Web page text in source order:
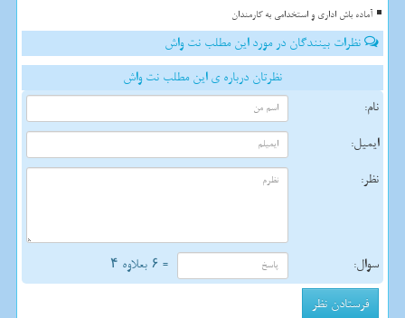
آماده باش اداری و استخدامی به کارمندان
نظرات بینندگان در مورد این مطلب نت واش
نظرتان درباره ی این مطلب نت واش
نام:
ایمیل:
نظر:
سوال: = ۶ بعلاوه ۴